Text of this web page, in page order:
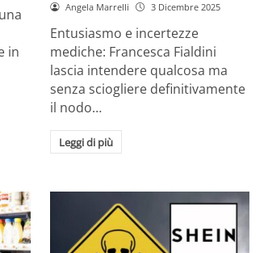
in
Angela Marrelli 3 Dicembre 2025
Entusiasmo e incertezze
mediche: Francesca Fialdini
lascia intendere qualcosa ma
senza sciogliere definitivamente
il nodo…
Leggi di più